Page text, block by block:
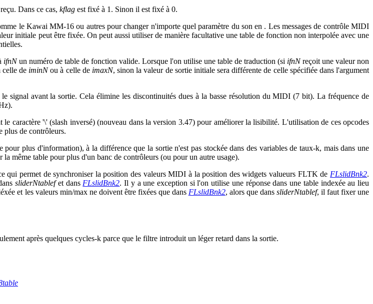
Dans ce cas, kflag est fixé à 1. Sinon il est fixé à 0.
le Kawai MM-16 ou autres pour changer n'importe quel paramètre du son en . Les messages de contrôle MIDI
initiale peut être fixée. On peut aussi utiliser de manière facultative une table de fonction non interpolée avec une
ifnNun numéro de table de fonction valide. Lorsque l'on utilise une table de traduction (si ifnNreçoit une valeur non
celle de iminNou à celle de imaxN, sinon la valeur de sortie initiale sera différente de celle spécifiée dans l'argument
avant la sortie. Cela élimine les discontinuités dues à la basse résolution du MIDI (7 bit). La fréquence de
caractère '\' (slash inversé) (nouveau dans la version 3.47) pour améliorer la lisibilité. L'utilisation de ces opcodes
plus de contrôleurs.
plus d'information), à la différence que la sortie n'est pas stockée dans des variables de taux-k, mais dans une
même table pour plus d'un banc de contrôleurs (ou pour un autre usage).
qui permet de synchroniser la position des valeurs MIDI à la position des widgets valueurs FLTK de FLslidBnk2.
sliderNtablefet dans FLslidBnk2. Il y a une exception si l'on utilise une réponse dans une table indexée au lieu
et les valeurs min/max ne doivent être fixées que dans FLslidBnk2, alors que dans sliderNtablef, il faut fixer une
après quelques cycles-k parce que le filtre introduit un léger retard dans la sortie.